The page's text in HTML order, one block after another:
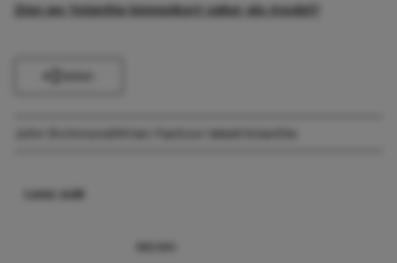
Zien we Yolanthe binnenkort vaker als model?
Milan Fashion Week Yolanthe
Lees ook